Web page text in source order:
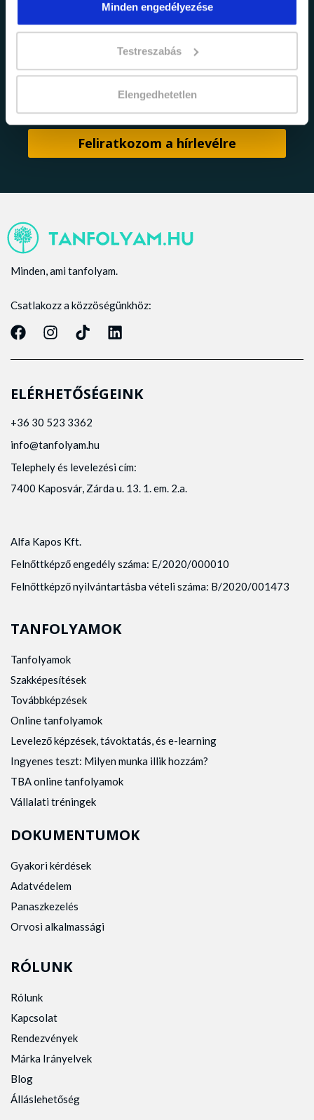
Minden engedélyezése
Testreszabás
Elengedhetetlen
adatkezelési tájékoztatóban
Minden, ami tanfolyam.
Csatlakozz a közzöségünkhöz:
ELÉRHETŐSÉGEINK
+36 30 523 3362
info@tanfolyam.hu
Telephely és levelezési cím:
7400 Kaposvár, Zárda u. 13. 1. em. 2.a.
Alfa Kapos Kft.
Felnőttképző engedély száma: E/2020/000010
Felnőttképző nyilvántartásba vételi száma: B/2020/001473
TANFOLYAMOK
Tanfolyamok
Szakképesítések
Továbbképzések
Online tanfolyamok
Levelező képzések, távoktatás, és e-learning
Ingyenes teszt: Milyen munka illik hozzám?
TBA online tanfolyamok
Vállalati tréningek
DOKUMENTUMOK
Gyakori kérdések
Adatvédelem
Panaszkezelés
Orvosi alkalmassági
RÓLUNK
Rólunk
Kapcsolat
Rendezvények
Márka Irányelvek
Blog
Álláslehetőség